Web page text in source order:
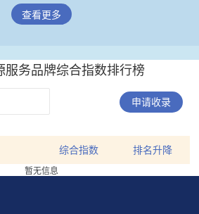
社保服务 员工健康服务
企业培训 其它
查看更多
服务品牌综合指数排行榜
申请收录
综合指数 排名升降
暂无信息